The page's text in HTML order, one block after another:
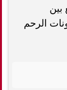
بين
الرحم